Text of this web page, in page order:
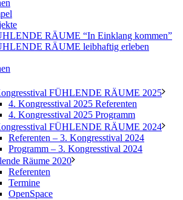
RÄUME “In Einklang kommen”
RÄUME leibhaftig erleben
FÜHLENDE RÄUME 2025
4. Kongresstival 2025 Referenten
4. Kongresstival 2025 Programm
FÜHLENDE RÄUME 2024
Referenten – 3. Kongresstival 2024
Programm – 3. Kongresstival 2024
Räume 2020
Referenten
Termine
OpenSpace